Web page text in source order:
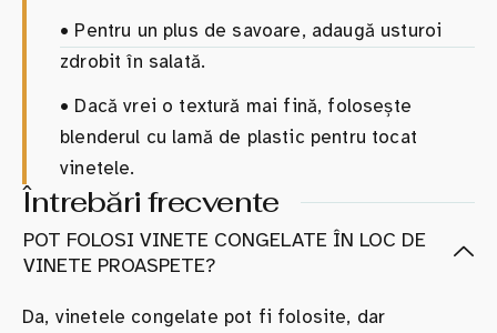
• Pentru un plus de savoare, adaugă usturoi
zdrobit în salată.
• Dacă vrei o textură mai fină, folosește
blenderul cu lamă de plastic pentru tocat
vinetele.
Întrebări frecvente
POT FOLOSI VINETE CONGELATE ÎN LOC DE
VINETE PROASPETE?
Da, vinetele congelate pot fi folosite, dar